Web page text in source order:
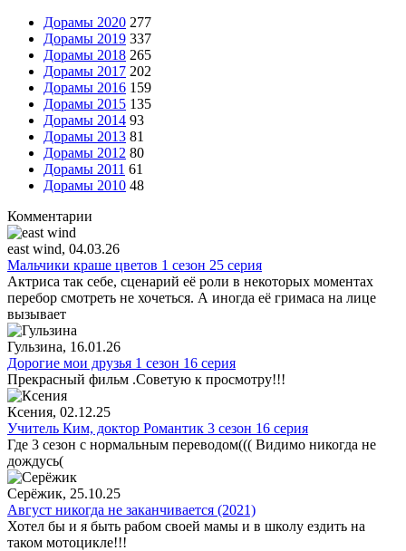
Дорамы 2020 277
Дорамы 2019 337
Дорамы 2018 265
Дорамы 2017 202
Дорамы 2016 159
Дорамы 2015 135
Дорамы 2014 93
Дорамы 2013 81
Дорамы 2012 80
Дорамы 2011 61
Дорамы 2010 48
Комментарии
east wind, 04.03.26
Мальчики краше цветов 1 сезон 25 серия
Актриса так себе, сценарий её роли в некоторых моментах
перебор смотреть не хочеться. А иногда её гримаса на лице
вызывает
Гульзина, 16.01.26
Дорогие мои друзья 1 сезон 16 серия
Прекрасный фильм .Советую к просмотру!!!
Ксения, 02.12.25
Учитель Ким, доктор Романтик 3 сезон 16 серия
Где 3 сезон с нормальным переводом((( Видимо никогда не
дождусь(
Серёжик, 25.10.25
Август никогда не заканчивается (2021)
Хотел бы и я быть рабом своей мамы и в школу ездить на
таком мотоцикле!!!